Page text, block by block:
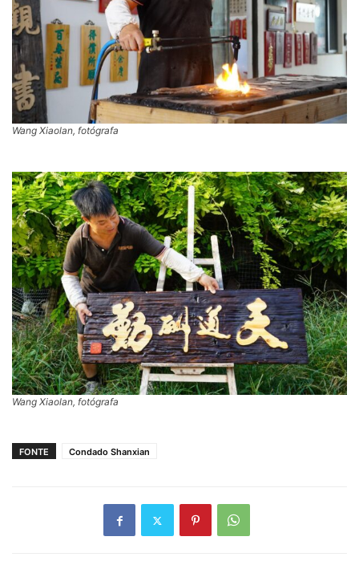
Wang Xiaolan, fotógrafa
Wang Xiaolan, fotógrafa
FONTE Condado Shanxian